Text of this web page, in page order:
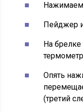
Нажимаем
Пейджер
На брелке
Опять
(третий